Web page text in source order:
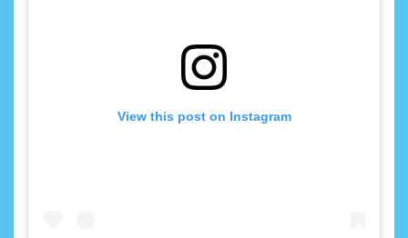
View this post on Instagram